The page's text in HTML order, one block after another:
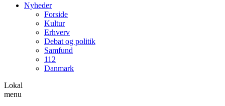
Nyheder
Forside
Kultur
Erhverv
Debat og politik
Samfund
112
Danmark
Lokal
menu